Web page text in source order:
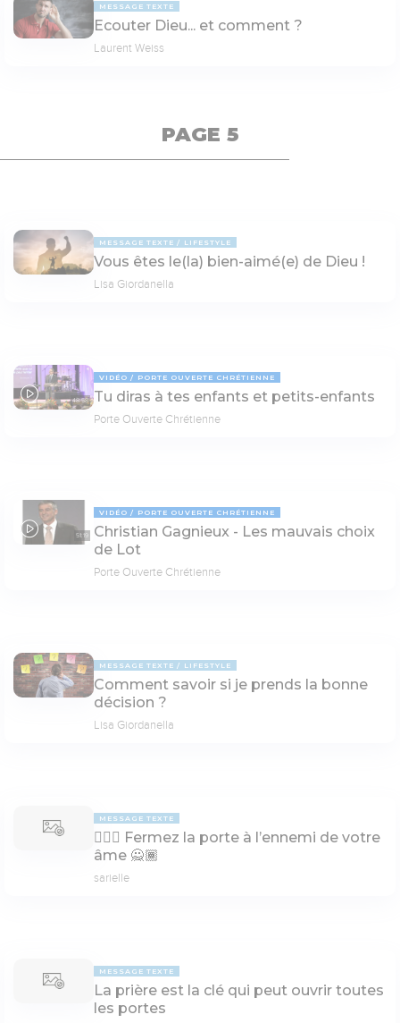
MESSAGE TEXTE
Ecouter Dieu... et comment ?
Laurent Weiss
PAGE 5
MESSAGE TEXTE LIFESTYLE
Vous êtes le(la) bien-aimé(e) de Dieu !
Lisa Giordanella
48:58
VIDÉO PORTE OUVERTE CHRÉTIENNE
Tu diras à tes enfants et petits-enfants
Porte Ouverte Chrétienne
51:19
VIDÉO PORTE OUVERTE CHRÉTIENNE
Christian Gagnieux - Les mauvais choix
de Lot
Porte Ouverte Chrétienne
MESSAGE TEXTE LIFESTYLE
Comment savoir si je prends la bonne
décision ?
Lisa Giordanella
MESSAGE TEXTE
🙅🏾‍♀️ Fermez la porte à l’ennemi de votre
âme 🙅🏾
sarielle
MESSAGE TEXTE
La prière est la clé qui peut ouvrir toutes
les portes